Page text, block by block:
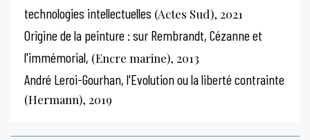
technologies intellectuelles (Actes Sud), 2021
Origine de la peinture : sur Rembrandt, Cézanne et
l'immémorial, (Encre marine), 2013
André Leroi-Gourhan, l'Evolution ou la liberté contrainte
(Hermann), 2019